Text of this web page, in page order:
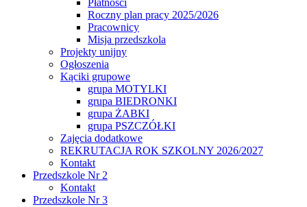
Płatności
Roczny plan pracy 2025/2026
Pracownicy
Misja przedszkola
Projekty unijny
Ogłoszenia
Kąciki grupowe
grupa MOTYLKI
grupa BIEDRONKI
grupa ŻABKI
grupa PSZCZÓŁKI
Zajęcia dodatkowe
REKRUTACJA ROK SZKOLNY 2026/2027
Kontakt
Przedszkole Nr 2
Kontakt
Przedszkole Nr 3